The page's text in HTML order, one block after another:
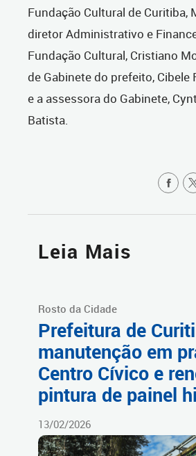
Fundação Cultural de Curitiba,
diretor Administrativo e
Fundação Cultural, Cristiano
de Gabinete do prefeito, Cibele
e a assessora do Gabinete,
Batista.
Leia Mais
Rosto da Cidade
Prefeitura de
manutenção em
Centro Cívico e
pintura de painel
13/02/2026